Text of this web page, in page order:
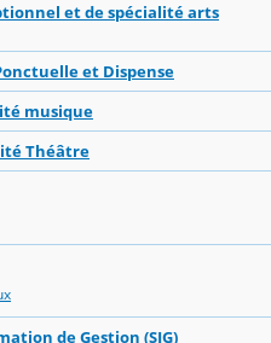
et de spécialité arts
et Dispense
musique
Théâtre
de Gestion (SIG)